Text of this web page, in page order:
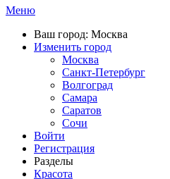
Меню
Ваш город: Москва
Изменить город
Москва
Санкт-Петербург
Волгоград
Самара
Саратов
Сочи
Войти
Регистрация
Разделы
Красота